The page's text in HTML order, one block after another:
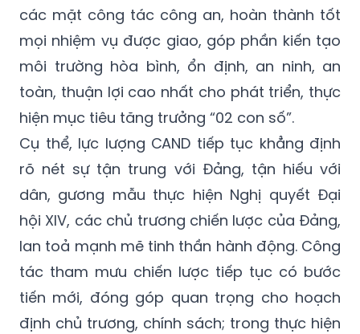
các mặt công tác công an, hoàn thành tốt
mọi nhiệm vụ được giao, góp phần kiến tạo
môi trường hòa bình, ổn định, an ninh, an
toàn, thuận lợi cao nhất cho phát triển, thực
hiện mục tiêu tăng trưởng “02 con số”.
Cụ thể, lực lượng CAND tiếp tục khẳng định
rõ nét sự tận trung với Đảng, tận hiếu với
dân, gương mẫu thực hiện Nghị quyết Đại
hội XIV, các chủ trương chiến lược của Đảng,
lan toả mạnh mẽ tinh thần hành động. Công
tác tham mưu chiến lược tiếp tục có bước
tiến mới, đóng góp quan trọng cho hoạch
định chủ trương, chính sách; trong thực hiện